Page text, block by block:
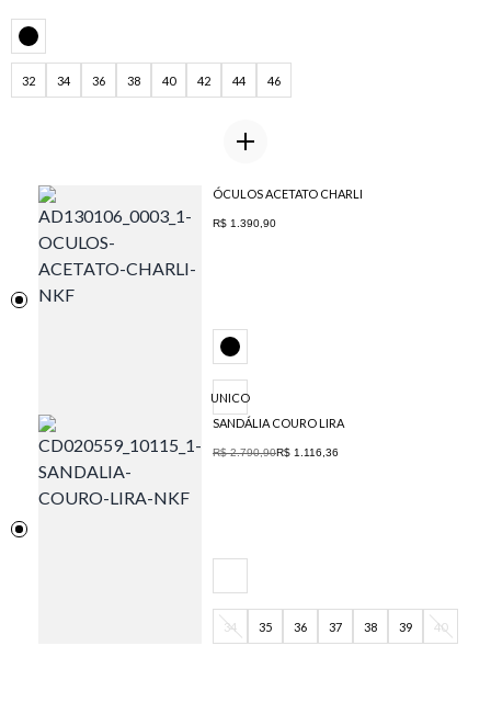
32 34 36 38 40 42 44 46
ÓCULOS ACETATO CHARLI
R$ 1.390,90
UNICO
SANDÁLIA COURO LIRA
R$ 2.790,90R$ 1.116,36
34 35 36 37 38 39 40